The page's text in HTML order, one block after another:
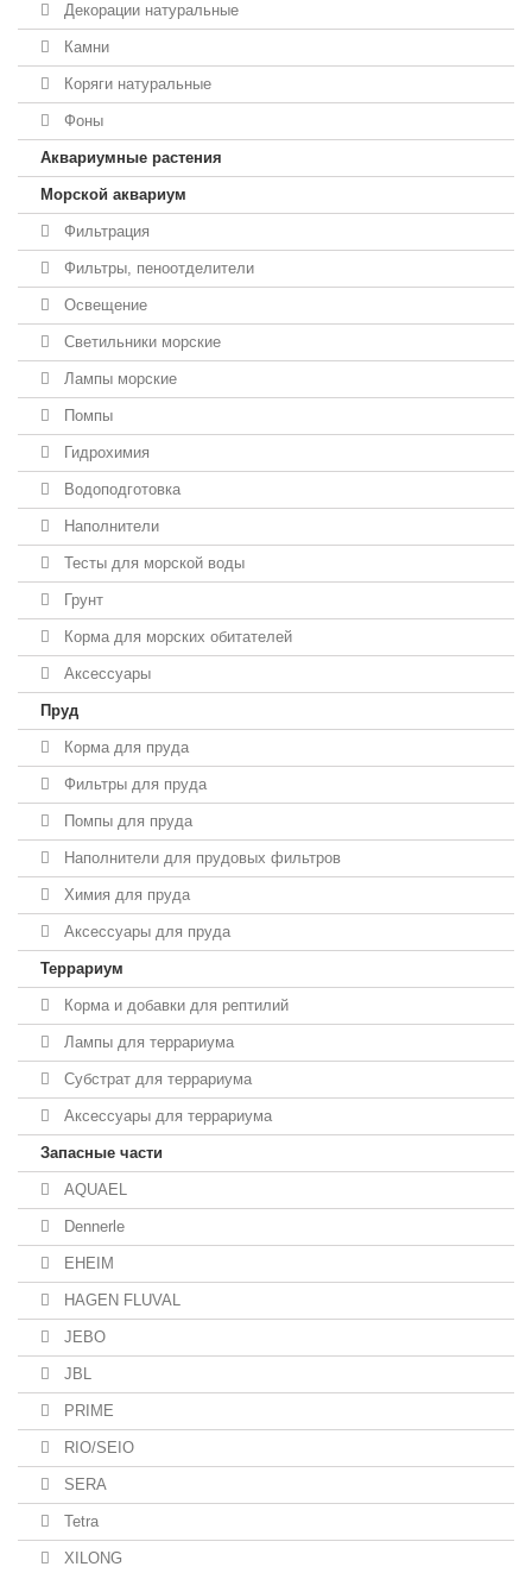
Декорации натуральные
Камни
Коряги натуральные
Фоны
Аквариумные растения
Морской аквариум
Фильтрация
Фильтры, пеноотделители
Освещение
Светильники морские
Лампы морские
Помпы
Гидрохимия
Водоподготовка
Наполнители
Тесты для морской воды
Грунт
Корма для морских обитателей
Аксессуары
Пруд
Корма для пруда
Фильтры для пруда
Помпы для пруда
Наполнители для прудовых фильтров
Химия для пруда
Аксессуары для пруда
Террариум
Корма и добавки для рептилий
Лампы для террариума
Субстрат для террариума
Аксессуары для террариума
Запасные части
AQUAEL
Dennerle
EHEIM
HAGEN FLUVAL
JEBO
JBL
PRIME
RIO/SEIO
SERA
Tetra
XILONG